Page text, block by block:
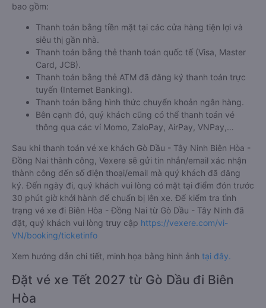
bao gồm:
Thanh toán bằng tiền mặt tại các cửa hàng tiện lợi và
siêu thị gần nhà.
Thanh toán bằng thẻ thanh toán quốc tế (Visa, Master
Card, JCB).
Thanh toán bằng thẻ ATM đã đăng ký thanh toán trực
tuyến (Internet Banking).
Thanh toán bằng hình thức chuyển khoản ngân hàng.
Bên cạnh đó, quý khách cũng có thể thanh toán vé
thông qua các ví Momo, ZaloPay, AirPay, VNPay,…
Sau khi thanh toán vé xe khách Gò Dầu - Tây Ninh Biên Hòa -
Đồng Nai thành công, Vexere sẽ gửi tin nhắn/email xác nhận
thành công đến số điện thoại/email mà quý khách đã đăng
ký. Đến ngày đi, quý khách vui lòng có mặt tại điểm đón trước
30 phút giờ khởi hành để chuẩn bị lên xe. Để kiểm tra tình
trạng vé xe đi Biên Hòa - Đồng Nai từ Gò Dầu - Tây Ninh đã
đặt, quý khách vui lòng truy cập https://vexere.com/vi-
VN/booking/ticketinfo
Xem hướng dẫn chi tiết, minh họa bằng hình ảnh tại đây.
Đặt vé xe Tết 2027 từ Gò Dầu đi Biên
Hòa